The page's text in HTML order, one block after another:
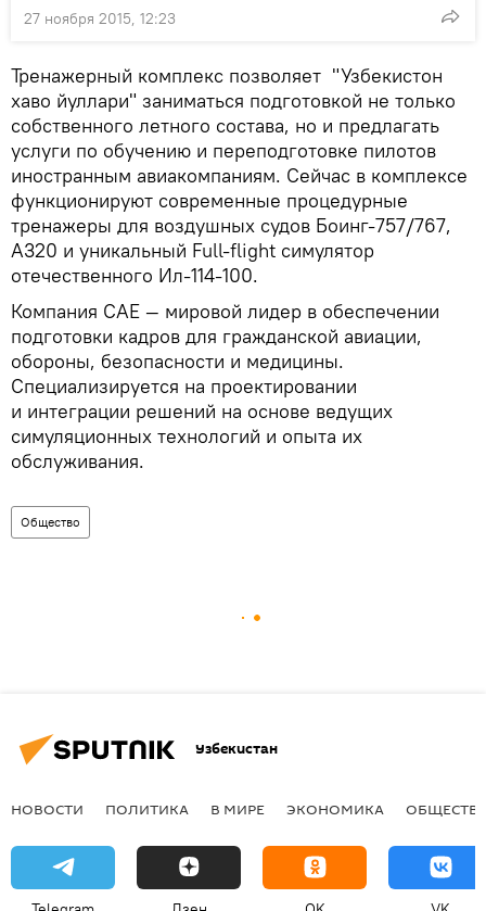
27 ноября 2015, 12:23
Тренажерный комплекс позволяет "Узбекистон
хаво йуллари" заниматься подготовкой не только
собственного летного состава, но и предлагать
услуги по обучению и переподготовке пилотов
иностранным авиакомпаниям. Сейчас в комплексе
функционируют современные процедурные
тренажеры для воздушных судов Боинг-757/767,
А320 и уникальный Full-flight симулятор
отечественного Ил-114-100.
Компания CAE — мировой лидер в обеспечении
подготовки кадров для гражданской авиации,
обороны, безопасности и медицины.
Специализируется на проектировании
и интеграции решений на основе ведущих
симуляционных технологий и опыта их
обслуживания.
Общество
Узбекистан
НОВОСТИ ПОЛИТИКА В МИРЕ ЭКОНОМИКА